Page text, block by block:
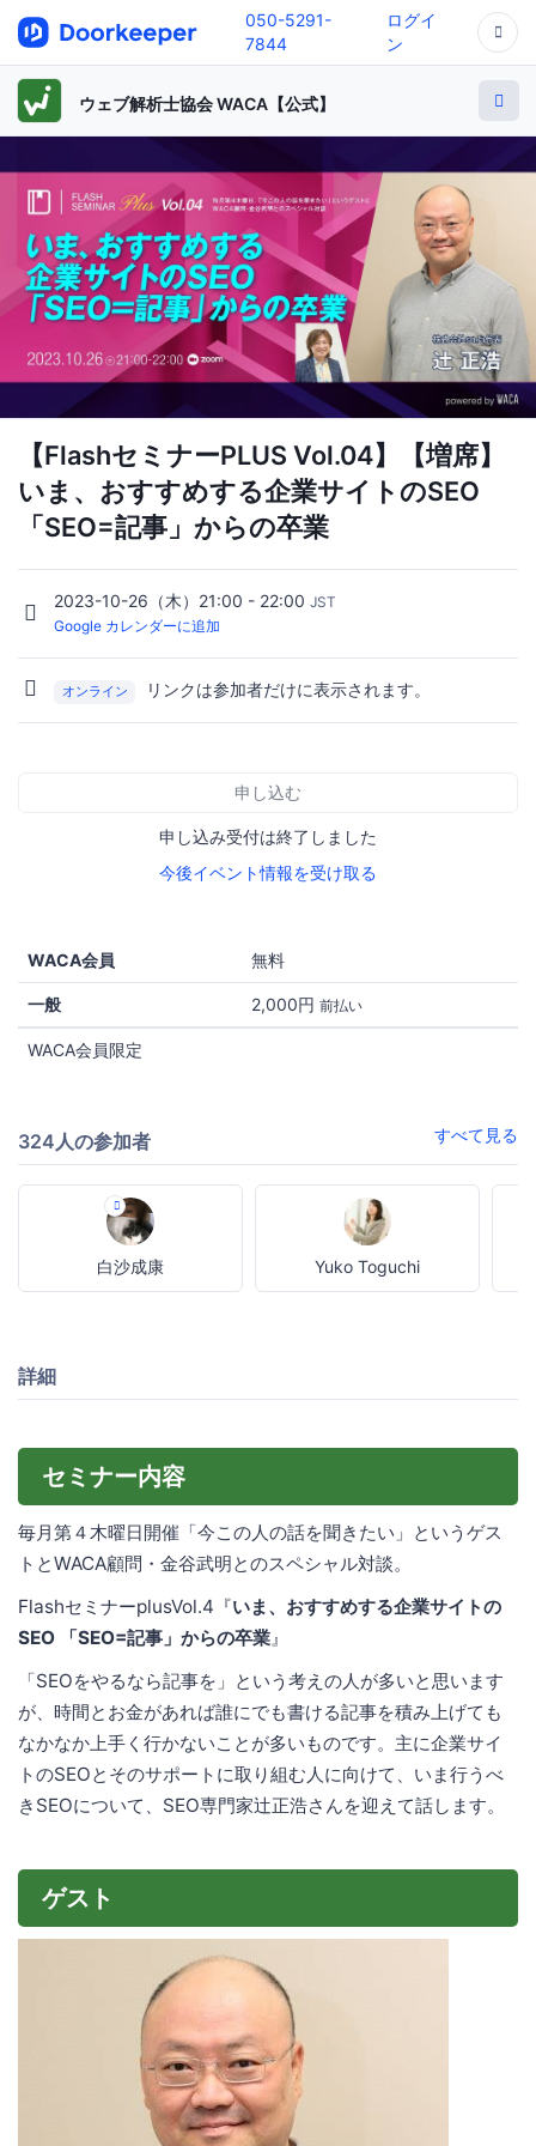
050-5291-
7844
ログイ
ン
ウェブ解析士協会 WACA【公式】
【FlashセミナーPLUS Vol.04】【増席】
いま、おすすめする企業サイトのSEO
「SEO=記事」からの卒業
2023-10-26（木）21:00 - 22:00 JST
Google カレンダーに追加
オンライン リンクは参加者だけに表示されます。
申し込む
申し込み受付は終了しました
今後イベント情報を受け取る
WACA会員 無料
一般 2,000円 前払い
WACA会員限定
324人の参加者 すべて見る
白沙成康 Yuko Toguchi
詳細
セミナー内容
毎月第４木曜日開催「今この人の話を聞きたい」というゲス
トとWACA顧問・金谷武明とのスペシャル対談。
FlashセミナーplusVol.4『いま、おすすめする企業サイトの
SEO 「SEO=記事」からの卒業 』
「SEOをやるなら記事を」という考えの人が多いと思います
が、時間とお金があれば誰にでも書ける記事を積み上げても
なかなか上手く行かないことが多いものです。主に企業サイ
トのSEOとそのサポートに取り組む人に向けて、いま行うべ
きSEOについて、SEO専門家辻正浩さんを迎えて話します。
ゲスト